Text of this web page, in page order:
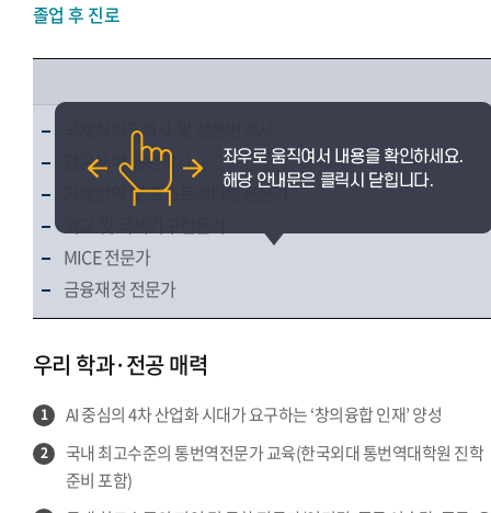
졸업 후 진로
국제회의통역사 및 전문번역사
전문분야 통번역사
기계번역 및 포스트에디팅전문가
MICE 전문가
금융재정 전문가
우리 학과·전공 매력
1 AI 중심의 4차 산업화 시대가 요구하는 ‘창의융합 인재’ 양성
2
국내 최고수준의 통번역전문가 교육(한국외대 통번역대학원 진학
준비 포함)